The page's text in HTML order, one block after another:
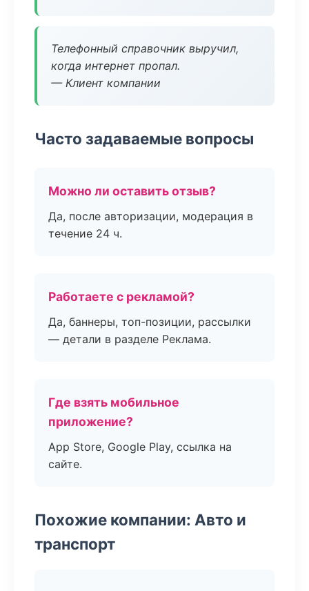
Телефонный справочник выручил,
когда интернет пропал.
— Клиент компании
Часто задаваемые вопросы
Можно ли оставить отзыв?
Да, после авторизации, модерация в
течение 24 ч.
Работаете с рекламой?
Да, баннеры, топ-позиции, рассылки
— детали в разделе Реклама.
Где взять мобильное
приложение?
App Store, Google Play, ссылка на
сайте.
Похожие компании: Авто и
транспорт